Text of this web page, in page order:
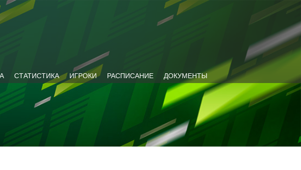
СТАТИСТИКА ИГРОКИ РАСПИСАНИЕ ДОКУМЕНТЫ